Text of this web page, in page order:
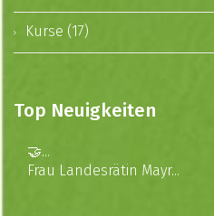
Kurse (17)
Top Neuigkeiten
🤝...
Frau Landesrätin Mayr...